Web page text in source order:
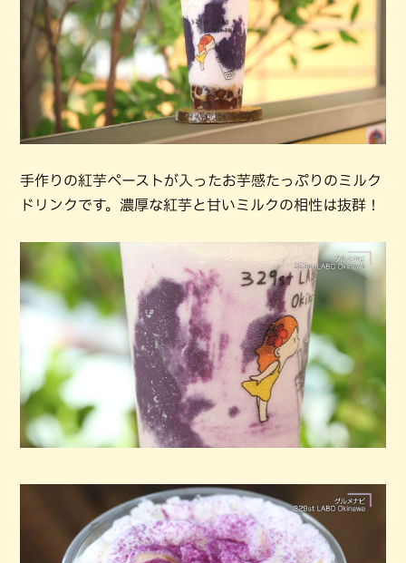
手作りの紅芋ペーストが入ったお芋感たっぷりのミルク
ドリンクです。濃厚な紅芋と甘いミルクの相性は抜群！